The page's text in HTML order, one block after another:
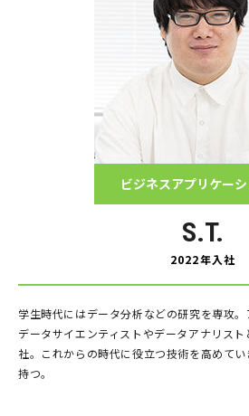
ビジネスアプリケー
S.T.
2022年入社
学生時代にはデータ分析などの研究を専攻
データサイエンティストやデータアナリス
社。これからの時代に役立つ技術を高めて
持つ。